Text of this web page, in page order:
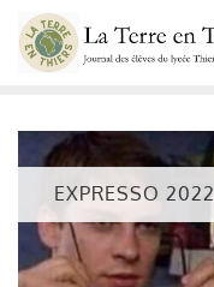
Skip
content
EXPRESSO 2022